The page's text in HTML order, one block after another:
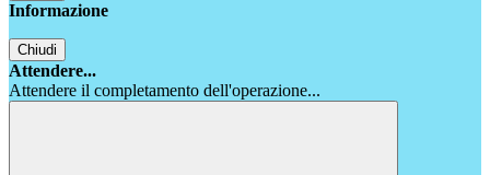
Informazione
Chiudi
Attendere...
Attendere il completamento dell'operazione...